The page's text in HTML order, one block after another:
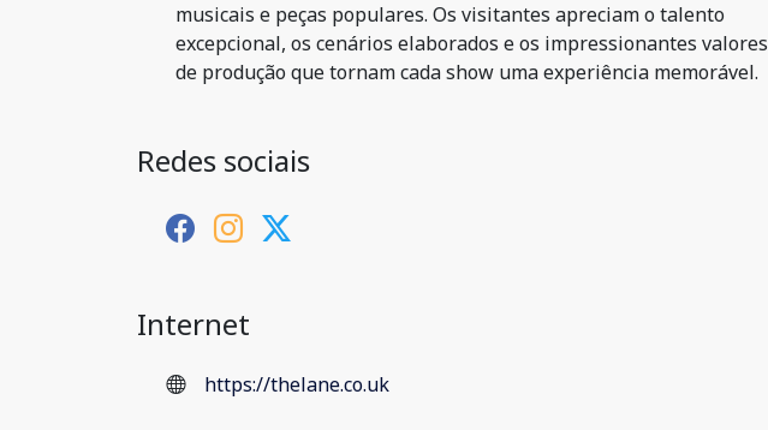
musicais e peças populares. Os visitantes apreciam o talento
excepcional, os cenários elaborados e os impressionantes valores
de produção que tornam cada show uma experiência memorável.
Redes sociais
Internet
https://thelane.co.uk